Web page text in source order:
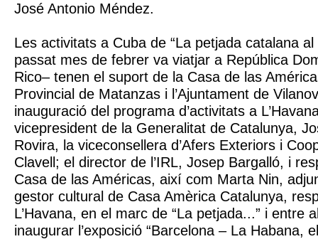
José Antonio Méndez.
Les activitats a Cuba de “La petjada catalana al
passat mes de febrer va viatjar a República
Rico– tenen el suport de la Casa de las
Provincial de Matanzas i l’Ajuntament de
inauguració del programa d’activitats a
vicepresident de la Generalitat de Catalunya,
Rovira, la viceconsellera d’Afers Exteriors i
Clavell; el director de l’IRL, Josep Bargalló, i
Casa de las Américas, així com Marta Nin,
gestor cultural de Casa Amèrica Catalunya,
L’Havana, en el marc de “La petjada...” i entre
inaugurar l’exposició “Barcelona – La Habana,